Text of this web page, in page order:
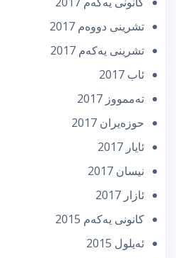
تشرینی دووه‌م 2017
تشرینی یه‌كه‌م 2017
ئاب 2017
تەممووز 2017
حوزه‌یران 2017
ئایار 2017
نیسان 2017
ئازار 2017
كانونی یه‌كه‌م 2015
ئه‌یلول 2015